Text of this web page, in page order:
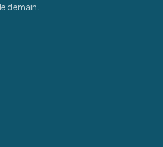
demain.